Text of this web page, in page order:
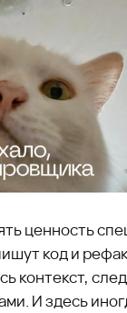
ценность
код и
контекст,
И здесь